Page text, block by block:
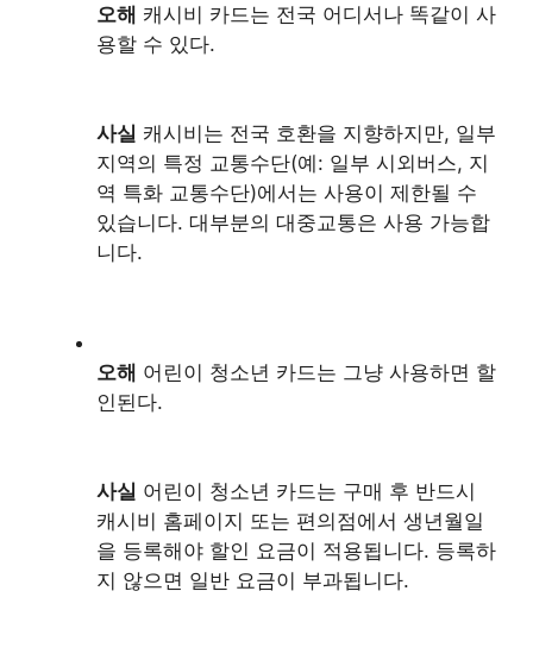
오해 캐시비 카드는 전국 어디서나 똑같이 사
용할 수 있다.
사실 캐시비는 전국 호환을 지향하지만, 일부
지역의 특정 교통수단(예: 일부 시외버스, 지
역 특화 교통수단)에서는 사용이 제한될 수
있습니다. 대부분의 대중교통은 사용 가능합
니다.
오해 어린이 청소년 카드는 그냥 사용하면 할
인된다.
사실 어린이 청소년 카드는 구매 후 반드시
캐시비 홈페이지 또는 편의점에서 생년월일
을 등록해야 할인 요금이 적용됩니다. 등록하
지 않으면 일반 요금이 부과됩니다.